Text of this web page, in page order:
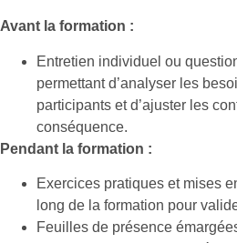
Avant la formation :
Entretien individuel ou
permettant d’analyser les
participants et d’ajuster les
conséquence.
Pendant la formation :
Exercices pratiques et mises
long de la formation pour
Feuilles de présence